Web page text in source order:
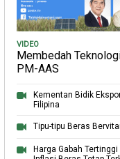
VIDEO
Membedah
PM-AAS
Kementan Bidik
Filipina
Tipu-tipu Beras
Harga Gabah